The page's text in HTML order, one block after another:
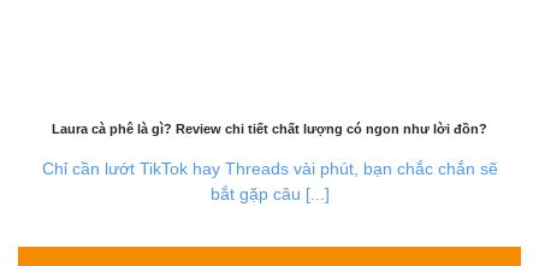
Laura cà phê là gì? Review chi tiết chất lượng có ngon như lời đồn?
Chỉ cần lướt TikTok hay Threads vài phút, bạn chắc chắn sẽ
bắt gặp câu [...]